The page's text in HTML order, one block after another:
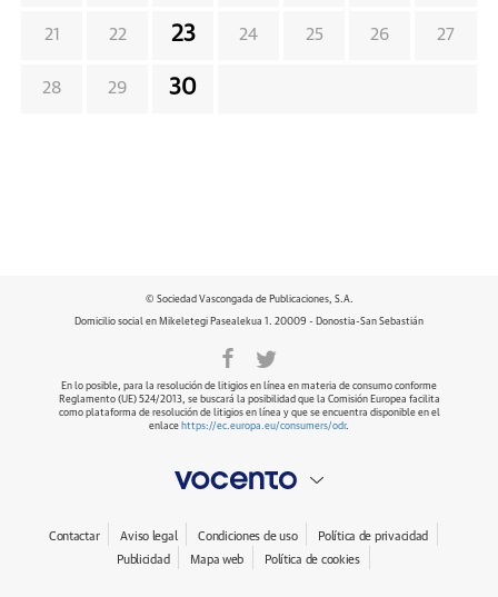
21 22 23 24 25 26 27
28 29 30
© Sociedad Vascongada de Publicaciones, S.A.
Domicilio social en Mikeletegi Pasealekua 1. 20009 - Donostia-San Sebastián
En lo posible, para la resolución de litigios en línea en materia de consumo conforme
Reglamento (UE) 524/2013, se buscará la posibilidad que la Comisión Europea facilita
como plataforma de resolución de litigios en línea y que se encuentra disponible en el
enlace https://ec.europa.eu/consumers/odr.
Contactar Aviso legal Condiciones de uso
Política de privacidad
Publicidad
Mapa web Política de cookies